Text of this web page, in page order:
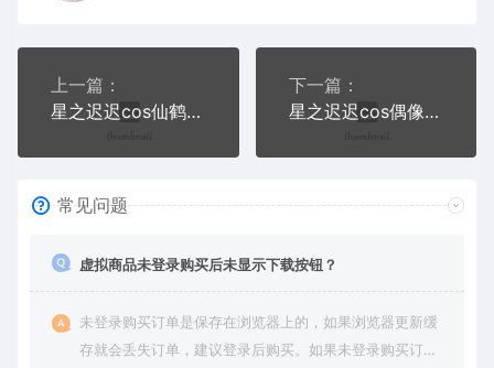
上一篇：
星之迟迟cos仙鹤报恩+图书管理员写真合集+视频
下一篇：
星之迟迟cos偶像大师-樋口圆香+催眠2打工战士写真合集+视频
常见问题
虚拟商品未登录购买后未显示下载按钮？
未登录购买订单是保存在浏览器上的，如果浏览器更新缓
存就会丢失订单，建议登录后购买。如果未登录购买订单